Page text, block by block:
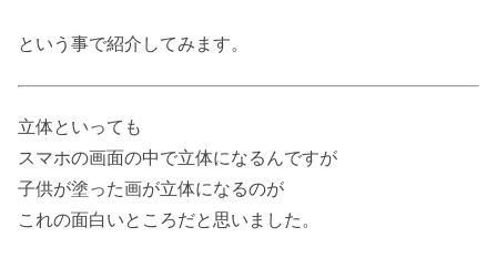
という事で紹介してみます。
立体といっても
スマホの画面の中で立体になるんですが
子供が塗った画が立体になるのが
これの面白いところだと思いました。